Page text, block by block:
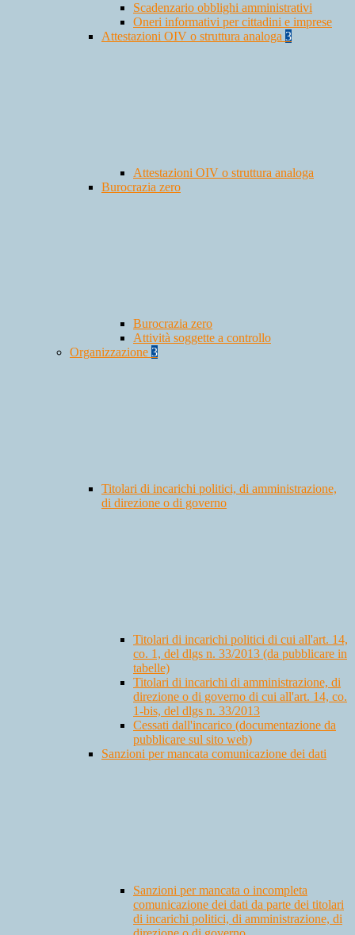
Scadenzario obblighi amministrativi
Oneri informativi per cittadini e imprese
Attestazioni OIV o struttura analoga 3
Attestazioni OIV o struttura analoga
Burocrazia zero
Burocrazia zero
Attività soggette a controllo
Organizzazione 3
Titolari di incarichi politici, di amministrazione,
di direzione o di governo
Titolari di incarichi politici di cui all'art. 14,
co. 1, del dlgs n. 33/2013 (da pubblicare in
tabelle)
Titolari di incarichi di amministrazione, di
direzione o di governo di cui all'art. 14, co.
1-bis, del dlgs n. 33/2013
Cessati dall'incarico (documentazione da
pubblicare sul sito web)
Sanzioni per mancata comunicazione dei dati
Sanzioni per mancata o incompleta
comunicazione dei dati da parte dei titolari
di incarichi politici, di amministrazione, di